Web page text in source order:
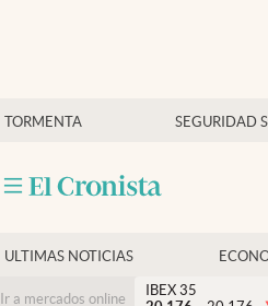
TORMENTA SEGURIDAD
Economía y finanzas
Criptomonedas
ULTIMAS NOTICIAS
Ir a mercados online
IBEX 35